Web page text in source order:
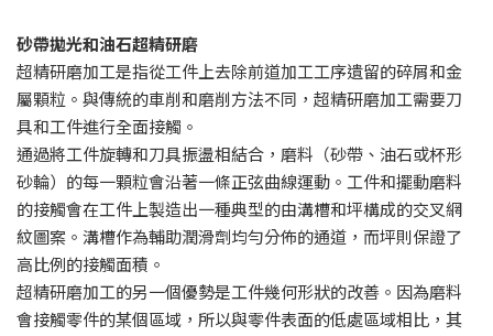
砂帶拋光和油石超精研磨
超精研磨加工是指從工件上去除前道加工工序遺留的碎屑和金
屬顆粒。與傳統的車削和磨削方法不同，超精研磨加工需要刀
具和工件進行全面接觸。
通過將工件旋轉和刀具振盪相結合，磨料（砂帶、油石或杯形
砂輪）的每一顆粒會沿著一條正弦曲線運動。工件和擺動磨料
的接觸會在工件上製造出一種典型的由溝槽和坪構成的交叉網
紋圖案。溝槽作為輔助潤滑劑均勻分佈的通道，而坪則保證了
高比例的接觸面積。
超精研磨加工的另一個優勢是工件幾何形狀的改善。因為磨料
會接觸零件的某個區域，所以與零件表面的低處區域相比，其